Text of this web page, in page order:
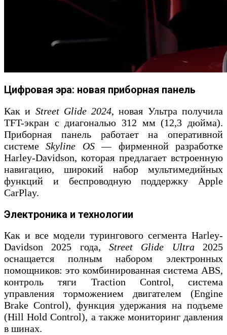
Цифровая эра: новая приборная панель
Как и Street Glide 2024, новая Ультра получила
TFT-экран с диагональю 312 мм (12,3 дюйма).
Приборная панель работает на оперативной
системеSkyline OS— фирменной разработке
Harley-Davidson, которая предлагает встроенную
навигацию, широкий набор мультимедийных
функций и беспроводную поддержку Apple
CarPlay.
Электроника и технологии
Как и все модели турингового сегмента Harley-
Davidson 2025 года, Street Glide Ultra2025
оснащается полным набором электронных
помощников: это комбинированная система ABS,
контроль тяги Traction Control, система
управления торможением двигателем (Engine
Brake Control), функция удержания на подъеме
(Hill Hold Control), а также мониторинг давления
в шинах.